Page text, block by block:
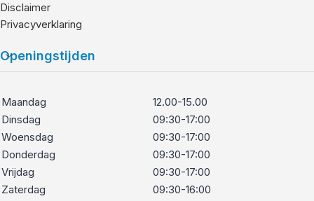
Disclaimer
Privacyverklaring
Openingstijden
Maandag
12.00-15.00
Dinsdag
09:30-17:00
Woensdag
09:30-17:00
Donderdag
09:30-17:00
Vrijdag
09:30-17:00
Zaterdag
09:30-16:00